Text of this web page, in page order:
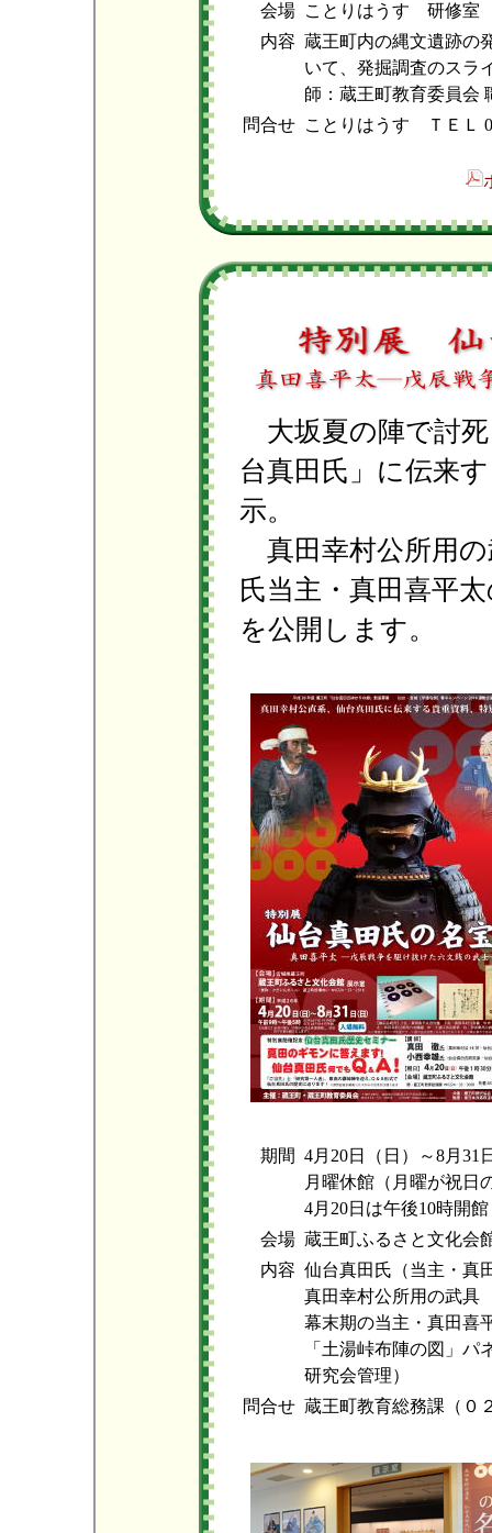
会場 ことりはうす 研修室
内容 蔵王町内の縄文遺跡の
いて、発掘調査のスラ
師：蔵王町教育委員会
問合せ ことりはうす ＴＥＬ
大坂夏の陣で討死
台真田氏」に伝来
示。
真田幸村公所用の
氏当主・真田喜平
を公開します。
期間 4月20日（日）～8月
月曜休館（月曜が祝日
4月20日は午後10時
会場 蔵王町ふるさと文化
内容 仙台真田氏（当主・真
真田幸村公所用の武具
幕末期の当主・真田喜
「土湯峠布陣の図」
研究会管理）
問合せ 蔵王町教育総務課（０